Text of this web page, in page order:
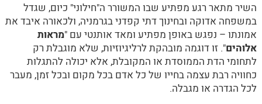
השיר מתאר רגע מפתיע שבו המשורר ה"חילוני" כיום, שגדל
במשפחה אדוקה ובחינוך דתי קפדני בגרמניה, ולכאורה איבד את
אמונתו – נפגש באופן מפתיע ומאד אותנטי עם "מראות
אלוהים". זו דוגמה מובהקת לרליגיוזיות, שלא מוגבלת רק
לתחומי הדת הממוסדת או המקובלת, אלא יכולה להתגלות
כחוויה רבת עצמה בחייו של כל אדם בכל מקום ובכל זמן, מעבר
לכל הגדרה או מגבלה.